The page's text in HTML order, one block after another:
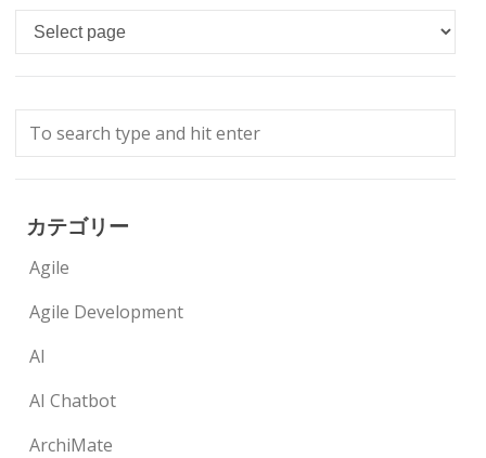
Languages
カテゴリー
Agile
Agile Development
AI
AI Chatbot
ArchiMate